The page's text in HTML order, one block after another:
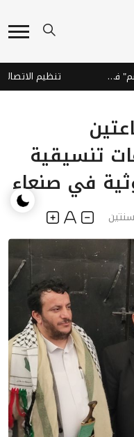
القوات الحكومية تبث مشاهد لعملية "الوعد الحاسم" في صعدة
تنسيقية
في صنعاء